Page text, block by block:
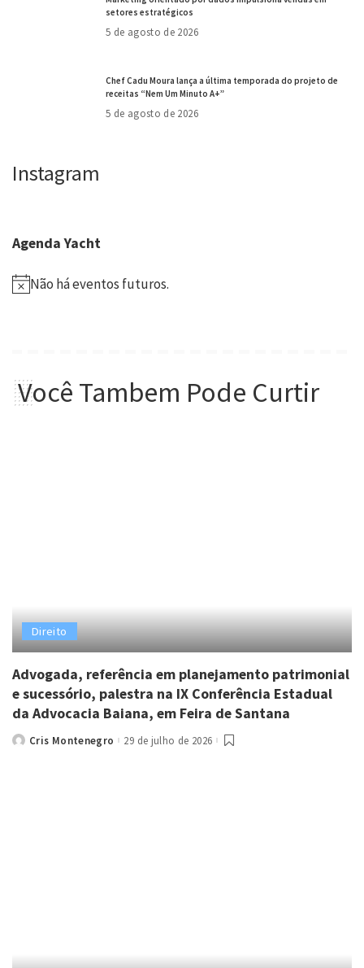
setores estratégicos
5 de agosto de 2026
Chef Cadu Moura lança a última temporada do projeto de
receitas “Nem Um Minuto A+”
5 de agosto de 2026
Instagram
Agenda Yacht
Não há eventos futuros.
Você Tambem Pode Curtir
Direito
Advogada, referência em planejamento patrimonial
e sucessório, palestra na IX Conferência Estadual
da Advocacia Baiana, em Feira de Santana
PostedCris Montenegro 29 de julho de 2026